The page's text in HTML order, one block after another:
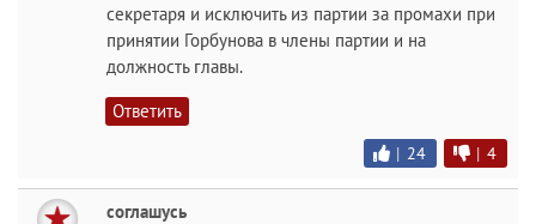
секретаря и исключить из партии за промахи при
принятии Горбунова в члены партии и на
должность главы.
Ответить
| 24 | 4
соглашусь